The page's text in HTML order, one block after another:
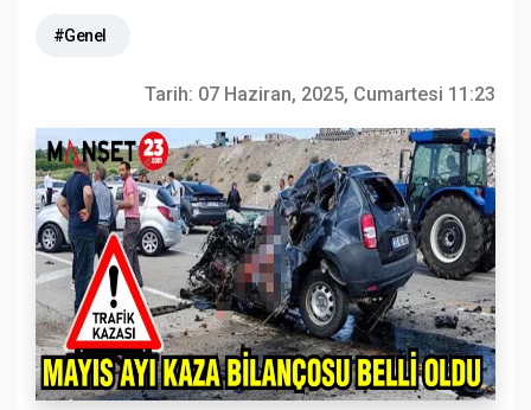
#Genel
Tarih: 07 Haziran, 2025, Cumartesi 11:23